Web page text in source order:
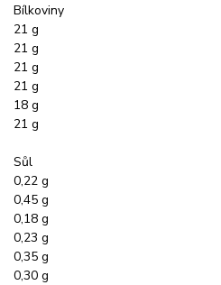
Bílkoviny
21 g
21 g
21 g
21 g
18 g
21 g
Sůl
0,22 g
0,45 g
0,18 g
0,23 g
0,35 g
0,30 g